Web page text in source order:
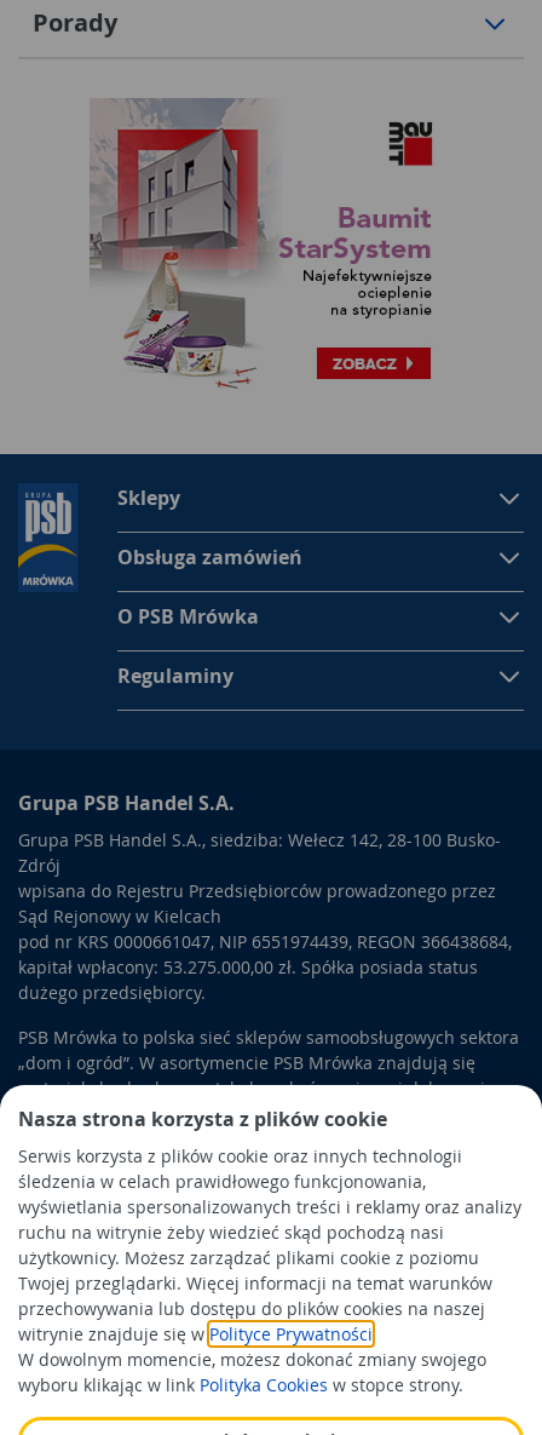
Nasza strona korzysta z plików cookie
Serwis korzysta z plików cookie oraz innych technologii
śledzenia w celach prawidłowego funkcjonowania,
wyświetlania spersonalizowanych treści i reklamy oraz analizy
ruchu na witrynie żeby wiedzieć skąd pochodzą nasi
użytkownicy. Możesz zarządzać plikami cookie z poziomu
Twojej przeglądarki. Więcej informacji na temat warunków
przechowywania lub dostępu do plików cookies na naszej
witrynie znajduje się w Polityce Prywatności
W dowolnym momencie, możesz dokonać zmiany swojego
wyboru klikając w link Polityka Cookies w stopce strony.
Porady
Sklepy
Obsługa zamówień
O PSB Mrówka
Regulaminy
Grupa PSB Handel S.A.
Grupa PSB Handel S.A., siedziba: Wełecz 142, 28-100 Busko-
Zdrój
wpisana do Rejestru Przedsiębiorców prowadzonego przez
Sąd Rejonowy w Kielcach
pod nr KRS 0000661047, NIP 6551974439, REGON 366438684,
kapitał wpłacony: 53.275.000,00 zł. Spółka posiada status
dużego przedsiębiorcy.
PSB Mrówka to polska sieć sklepów samoobsługowych sektora
„dom i ogród”. W asortymencie PSB Mrówka znajdują się
materiały budowlane, artykuły wykończeniowe i dekoracyjne,
wyposażenie łazienek i kuchni, elektronarzędzia, a także
artykuły związane z ogrodem i otoczeniem domu.
Obowiązek informacyjny
Polityka prywatności
Polityka Cookies
Odbiór zużytego sprzętu
Wspierają nas: